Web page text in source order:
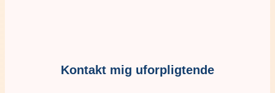
Kontakt mig uforpligtende